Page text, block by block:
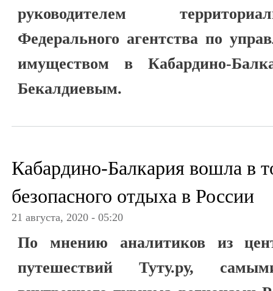
руководителем
Федерального агентства по
имуществом в Кабардино-
Бекалдиевым.
Кабардино-Балкария вошла в
безопасного отдыха в России
21 августа, 2020 - 05:20
По мнению аналитиков из
путешествий Туту.ру,